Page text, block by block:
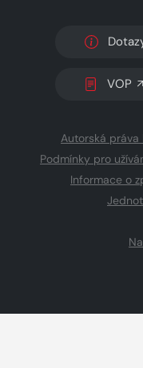
VOP
Autorská práva
Podmínky pro
Informace o